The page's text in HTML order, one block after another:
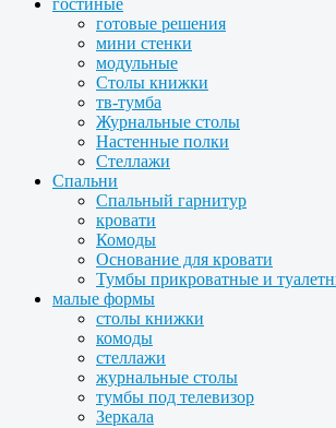
гостиные
готовые решения
мини стенки
модульные
Столы книжки
тв-тумба
Журнальные столы
Настенные полки
Стеллажи
Спальни
Спальный гарнитур
кровати
Комоды
Основание для кровати
Тумбы прикроватные и
малые формы
столы книжки
комоды
стеллажи
журнальные столы
тумбы под телевизор
Зеркала